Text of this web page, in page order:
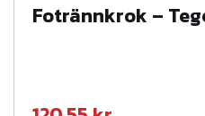
Fotrännkrok –